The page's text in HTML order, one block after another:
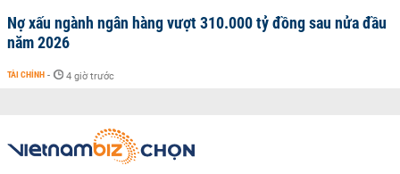
Nợ xấu ngành ngân hàng vượt 310.000 tỷ đồng sau nửa đầu
năm 2026
TÀI CHÍNH - 4 giờ trước